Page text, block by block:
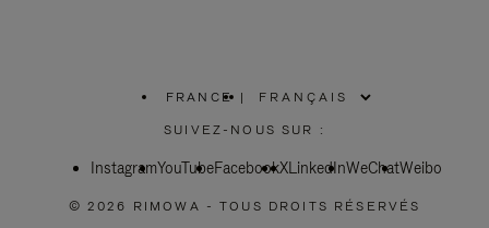
FRANCE
SÉLECTIONNEZ
VOTRE
|
SUIVEZ-NOUS SUR :
InstagramYouTubeFacebookXLinkedInWeChatWeibo
© 2026 RIMOWA - TOUS DROITS RÉSERVÉS